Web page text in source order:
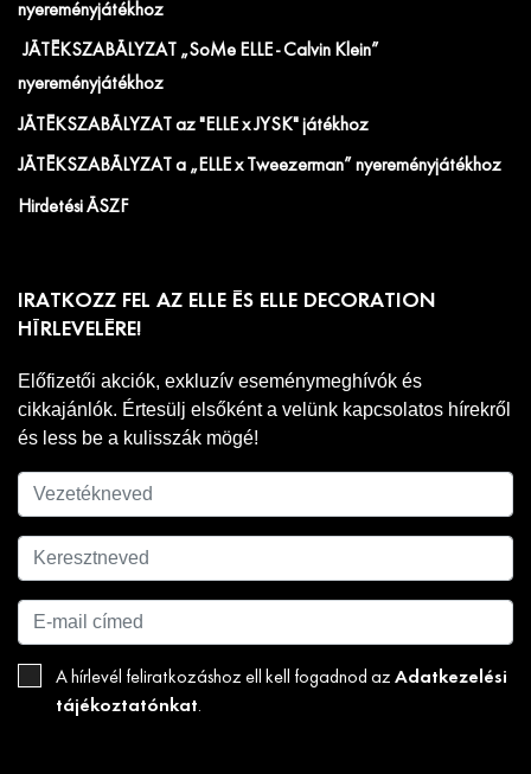
nyereményjátékhoz
JÁTÉKSZABÁLYZAT „SoMe ELLE - Calvin Klein”
nyereményjátékhoz
JÁTÉKSZABÁLYZAT az "ELLE x JYSK" játékhoz
JÁTÉKSZABÁLYZAT a „ELLE x Tweezerman” nyereményjátékhoz
Hirdetési ÁSZF
IRATKOZZ FEL AZ ELLE ÉS ELLE DECORATION
HÍRLEVELÉRE!
Előfizetői akciók, exkluzív eseménymeghívók és
cikkajánlók. Értesülj elsőként a velünk kapcsolatos hírekről
és less be a kulisszák mögé!
A hírlevél feliratkozáshoz ell kell fogadnod az Adatkezelési
tájékoztatónkat.